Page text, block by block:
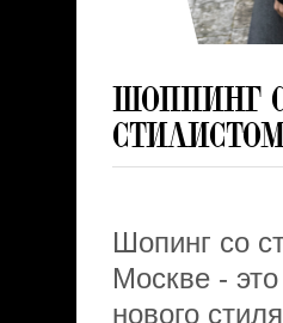
ШОППИНГ
СТИЛИСТОМ
Шопинг со
Москве -
нового